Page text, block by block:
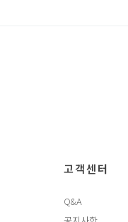
고객센터
Q&A